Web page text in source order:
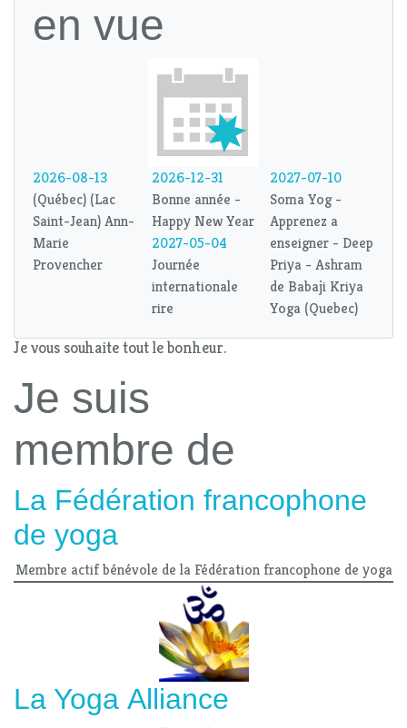
en vue
2026-08-13
(Québec) (Lac
Saint-Jean) Ann-
Marie
Provencher
2026-12-31
Bonne année -
Happy New Year
2027-05-04
Journée
internationale
rire
2027-07-10
Soma Yog -
Apprenez a
enseigner - Deep
Priya - Ashram
de Babaji Kriya
Yoga (Quebec)
Je vous souhaite tout le bonheur.
Je suis
membre de
La Fédération francophone
de yoga
Membre actif bénévole de la Fédération francophone de yoga
La Yoga Alliance